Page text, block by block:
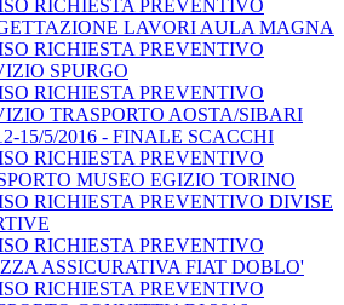
RICHIESTA PREVENTIVO
LAVORI AULA MAGNA
RICHIESTA PREVENTIVO
SPURGO
RICHIESTA PREVENTIVO
TRASPORTO AOSTA/SIBARI
15/5/2016 - FINALE SCACCHI
RICHIESTA PREVENTIVO
MUSEO EGIZIO TORINO
RICHIESTA PREVENTIVO DIVISE
RICHIESTA PREVENTIVO
ASSICURATIVA FIAT DOBLO'
RICHIESTA PREVENTIVO